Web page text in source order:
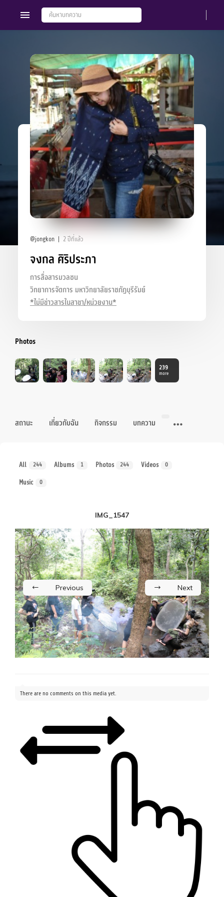
@jongkon 2 ปีที่แล้ว
จงกล ศิริประภา
การสื่อสารมวลชน
วิทยาการจัดการ มหาวิทยาลัยราชภัฏบุรีรัมย์
*ไม่มีข่าวสารในสาขา/หน่วยงาน*
Photos
239
more
สถานะ เกี่ยวกับฉัน กิจกรรม บทความ
All 244 Albums 1 Photos 244 Videos 0
Music 0
IMG_1547
Previous Next
There are no comments on this media yet.
Members Groups